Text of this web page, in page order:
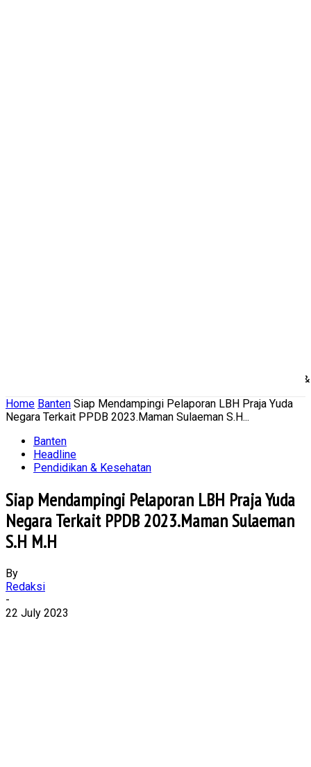
Politik
Home Banten Siap Mendampingi Pelaporan LBH Praja Yuda
Negara Terkait PPDB 2023.Maman Sulaeman S.H...
Banten
Headline
Pendidikan & Kesehatan
Siap Mendampingi Pelaporan LBH Praja Yuda
Negara Terkait PPDB 2023.Maman Sulaeman
S.H M.H
By
Redaksi
-
22 July 2023